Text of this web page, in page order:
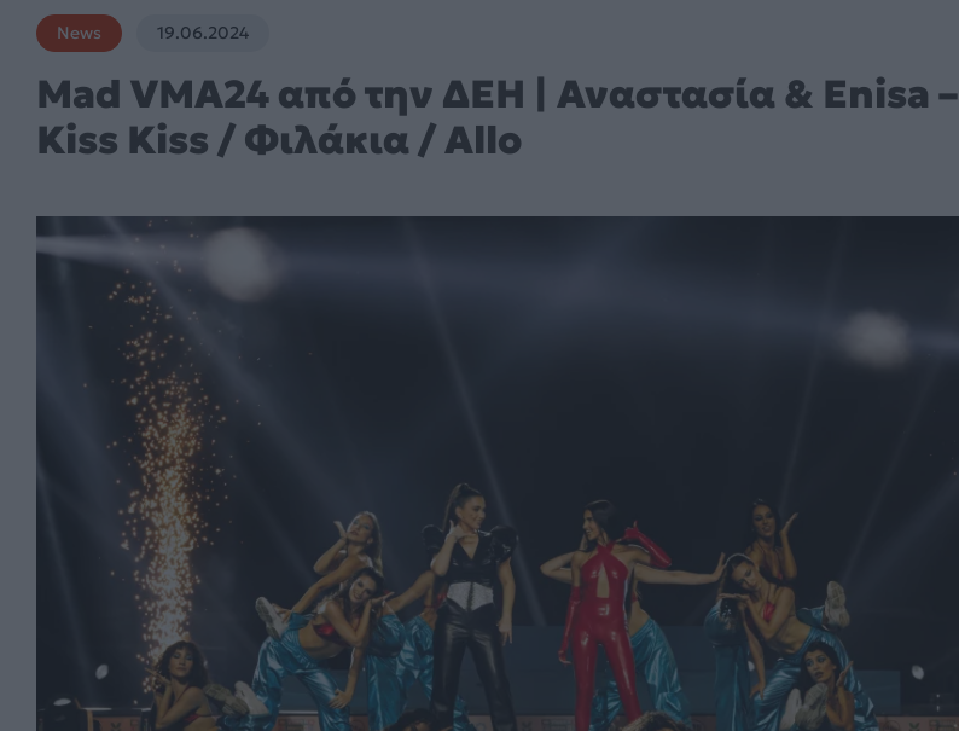
News 19.06.2024
Mad VMA24 από την ΔΕΗ | Αναστασία & Enisa –
Kiss Kiss / Φιλάκια / Allo